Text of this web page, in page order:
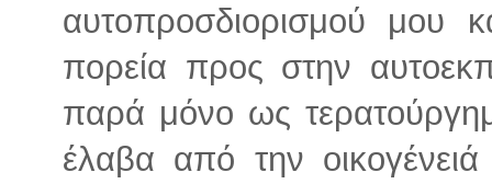
αυτοπροσδιορισμού μου
πορεία προς στην
παρά μόνο ως
έλαβα από την